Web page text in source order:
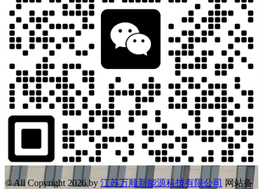
© All Copyright 2026 by 江苏万顺新能源科技有限公司 网站备